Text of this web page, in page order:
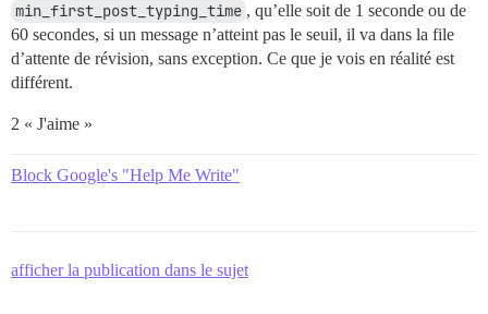
min_first_post_typing_time , qu’elle soit de 1 seconde ou de
60 secondes, si un message n’atteint pas le seuil, il va dans la file
d’attente de révision, sans exception. Ce que je vois en réalité est
différent.
2 « J'aime »
Block Google's "Help Me Write"
afficher la publication dans le sujet